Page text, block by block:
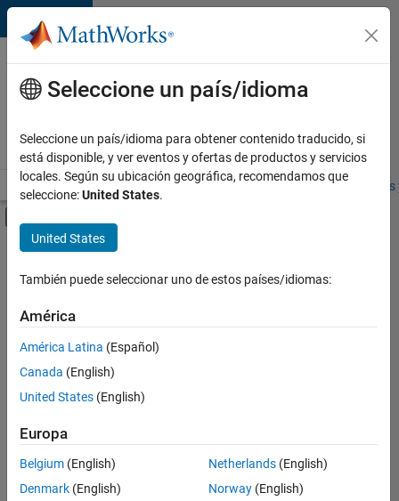
Saltar al contenido
Ofertas
de
empleo
MathWorks
Visión general Búsqueda de empleo Oficinas locales
Contenido principal
FILTRADO POR
Industry Marketing
Product Marketing
Ordenar por
Guardar
empleos
seleccionados
Seleccione un país/idioma
Seleccione un país/idioma para obtener contenido traducido, si
está disponible, y ver eventos y ofertas de productos y servicios
locales. Según su ubicación geográfica, recomendamos que
seleccione:United States.
United States
También puede seleccionar uno de estos países/idiomas:
América
América Latina (Español)
Canada (English)
United States (English)
Europa
Belgium (English)
Denmark (English)
Netherlands(English)
Norway(English)